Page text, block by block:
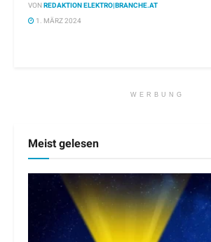
VONREDAKTION ELEKTRO|BRANCHE.AT
1. MÄRZ 2024
WERBUNG
Meist gelesen